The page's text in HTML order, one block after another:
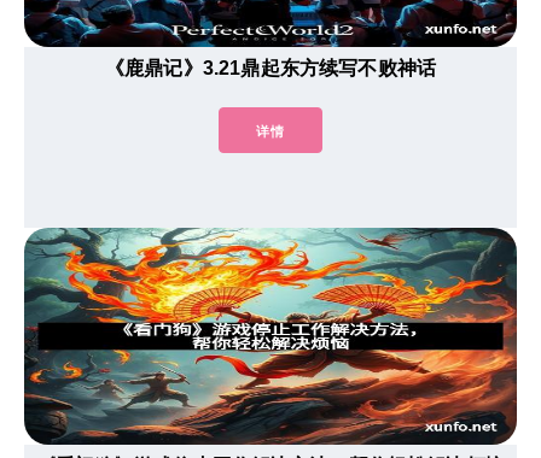
《鹿鼎记》3.21鼎起东方续写不败神话
详情